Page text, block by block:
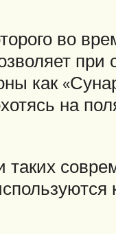
во
при
как
на